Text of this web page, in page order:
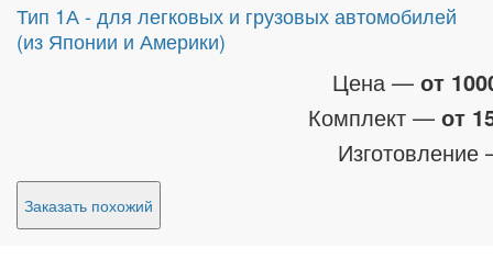
Тип 1А - для легковых и грузовых автомобилей
(из Японии и Америки)
Цена — от
Комплект — от
Заказать похожий